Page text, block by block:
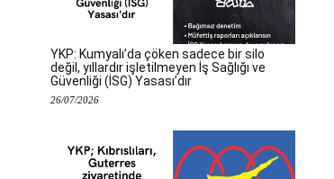
YKP: Kumyalı’da çöken sadece bir silo
değil, yıllardır işletilmeyen İş Sağlığı ve
Güvenliği (İSG) Yasası’dır
26/07/2026